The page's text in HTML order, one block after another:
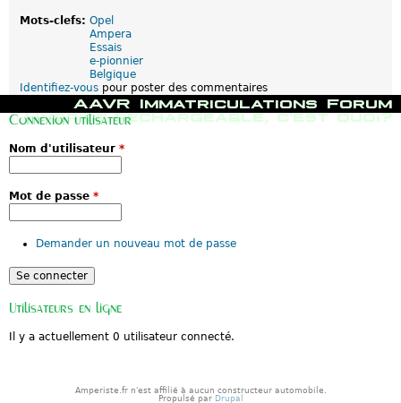
Mots-clefs: Opel
Ampera
Essais
e-pionnier
Belgique
Identifiez-vous pour poster des commentaires
M
e
p
Forum
Immatriculations
AAVR
Hybride rechargeable, c'est quoi?
Connexion utilisateur
Nom d'utilisateur *
Mot de passe *
Demander un nouveau mot de passe
Utilisateurs en ligne
Il y a actuellement 0 utilisateur connecté.
Amperiste.fr n'est affilié à aucun constructeur automobile.
Propulsé par Drupal